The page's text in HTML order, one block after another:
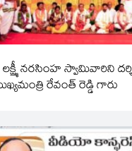
లక్ష్మీ నరసింహ స్వామివారిని
రేవంత్ రెడ్డి గారు